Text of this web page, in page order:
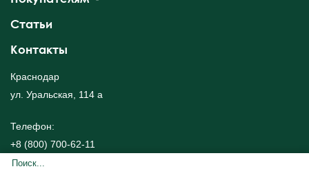
Статьи
Контакты
Краснодар
ул. Уральская, 114 а
Телефон:
+8 (800) 700-62-11
+7 (960) 486-39-59